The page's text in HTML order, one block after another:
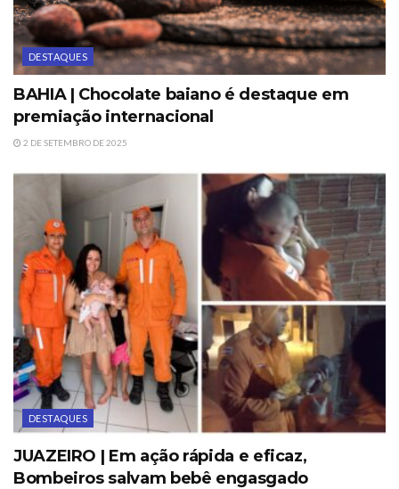
DESTAQUES
BAHIA | Chocolate baiano é destaque em
premiação internacional
2 DE SETEMBRO DE 2025
DESTAQUES
JUAZEIRO | Em ação rápida e eficaz,
Bombeiros salvam bebê engasgado